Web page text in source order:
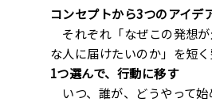
コンセプトから3つのアイデ
それぞれ「なぜこの発想
な人に届けたいのか」を短く
1つ選んで、行動に移す
いつ、誰が、どうやって始